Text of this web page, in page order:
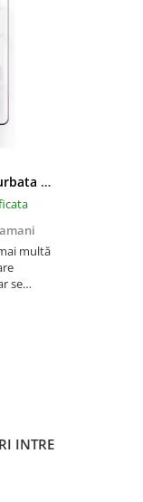
Folie sticla Premium Curbata pentru Honor Magic 7 Lite 5G cu Adeziv pe toata suprafata, Protectie Anti-Zgarieturi si Socuri
multă
se
INTRE